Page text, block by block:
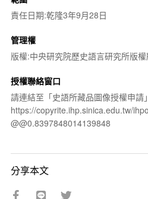
責任日期:乾隆3年9月28日
管理權
版權:中央研究院歷史語言研究所版權
授權聯絡窗口
請連結至「史語所藏品圖像授權申請
https://copyrite.ihp.sinica.edu.tw/
@@0.8397848014139848
分享本文